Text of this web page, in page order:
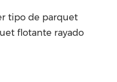
tipo de parquet
flotante rayado